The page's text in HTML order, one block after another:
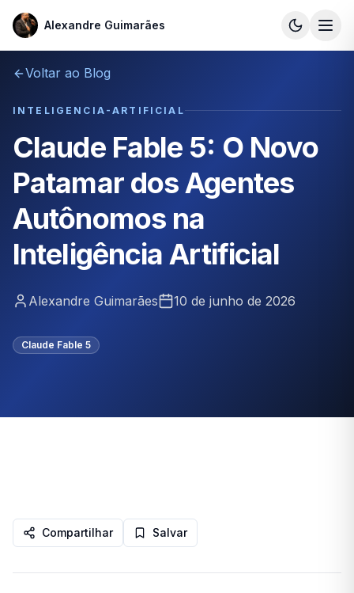
Alexandre Guimarães
Alexandre Guimarães
Voltar ao Blog
INTELIGENCIA-ARTIFICIAL
Claude Fable 5: O Novo
Patamar dos Agentes
Autônomos na
Inteligência Artificial
Alexandre Guimarães 10 de junho de 2026
Claude Fable 5
Compartilhar Salvar